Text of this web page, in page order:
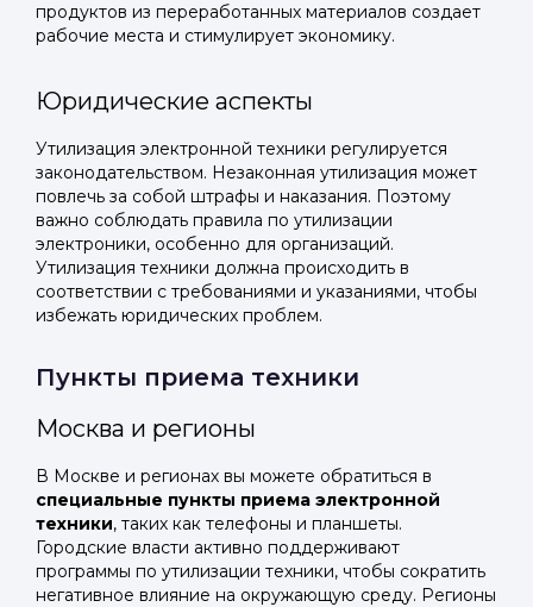
продуктов из переработанных материалов создает
рабочие места и стимулирует экономику.
Юридические аспекты
Утилизация электронной техники регулируется
законодательством. Незаконная утилизация может
повлечь за собой штрафы и наказания. Поэтому
важно соблюдать правила по утилизации
электроники, особенно для организаций.
Утилизация техники должна происходить в
соответствии с требованиями и указаниями, чтобы
избежать юридических проблем.
Пункты приема техники
Москва и регионы
В Москве и регионах вы можете обратиться в
специальные пункты приема электронной
техники, таких как телефоны и планшеты.
Городские власти активно поддерживают
программы по утилизации техники, чтобы сократить
негативное влияние на окружающую среду. Регионы